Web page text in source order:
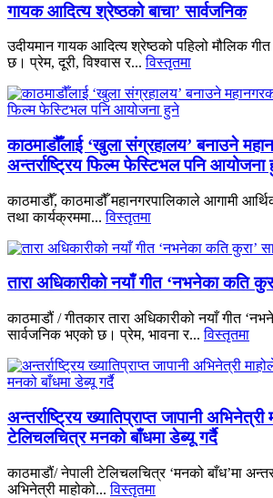
गायक आदित्य श्रेष्ठको बाचा’ सार्वजनिक
उदीयमान गायक आदित्य श्रेष्ठको पहिलो मौलिक गीत
छ। प्रेम, दूरी, विश्वास र...विस्तृतमा
काठमाडौँलाई ‘खुला संग्रहालय’ बनाउने
अन्तर्राष्ट्रिय फिल्म फेस्टिभल पनि आयोजना
काठमाडौँ, काठमाडौँ महानगरपालिकाले आगामी
तथा कार्यक्रममा...विस्तृतमा
तारा अधिकारीको नयाँ गीत ‘नभनेका कति
काठमाडौं / गीतकार तारा अधिकारीको नयाँ गीत
सार्वजनिक भएको छ। प्रेम, भावना र...विस्तृतमा
अन्तर्राष्ट्रिय ख्यातिप्राप्त जापानी अभिनेत्री
टेलिचलचित्र मनको बाँधमा डेब्यू गर्दै
काठमाडौं/ नेपाली टेलिचलचित्र ‘मनको बाँध’मा
अभिनेत्री माहोको...विस्तृतमा